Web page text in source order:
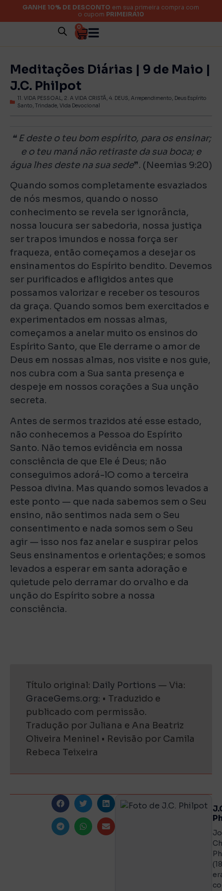
GANHE 10% DE DESCONTO em sua primeira compra com
o cupom PRIMEIRA10
0
Meditações Diárias | 9 de Maio |
J.C. Philpot
11. VIDA PESSOAL, 2. A VIDA CRISTÃ, 4. DEUS, Arrependimento, Deus Espírito
Santo, Trindade, Vida Devocional
❝ E deste o teu bom espírito, para os ensinar;
e o teu maná não retiraste da sua boca; e
água lhes deste na sua sede❞. (Neemias 9:20)
Quando somos completamente esvaziados
de nós mesmos, quando o nosso
conhecimento se revela ser ignorância,
nossa loucura ser sabedoria, nossa justiça
ser trapos imundos e nossa força ser
fraqueza, então começamos a desejar os
ensinamentos do Espírito bendito. Devemos
ser purificados e afligidos antes que
possamos valorizar e receber os tesouros
da graça. Quando somos bem exercitados e
experimentados em nossas almas,
começamos a anelar muito os ensinos do
Espírito Santo, que Ele derrame o amor de
Deus em nossas almas, nos visite e nos guie,
nos cubra com a Sua santa presença e
despeje em nossos corações a Sua unção
secreta.
Antes de sermos trazidos até esse estado,
não conhecemos a Pessoa do Espírito
Santo. Não temos evidência em nossa
consciência de que Ele é Deus; não
conseguimos adorá-lO como a terceira
Pessoa divina. Mas quando somos levados a
este ponto — que nada sabemos sem o Seu
ensino, não sentimos nada sem o Seu
consentimento e nada somos sem o Seu
agir — isso nos faz anelar e suspirar pelos
Seus ensinamentos e orientações; e somos
levados a esperar em santa adoração e
quietude pelo derramar do orvalho e da
unção do Espírito sobre a nossa
consciência.
Título original: Daily Portions — Via:
GraceGems.org: • Traduzido e
publicado com permissão.
Tradução por Juliana e Ana Beatriz
Oliveira Meninel • Revisão por Camila
Rebeca Teixeira